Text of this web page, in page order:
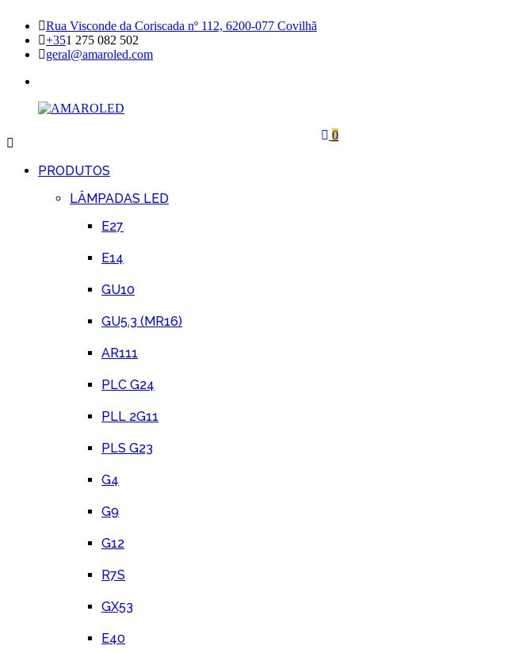
content
Rua Visconde da Coriscada nº 112, 6200-077 Covilhã
+351 275 082 502
geral@amaroled.com
AMAROLED
Iluminação
PRODUTOS
LÂMPADAS LED
E27
E14
GU10
GU5.3 (MR16)
AR111
PLC G24
PLL 2G11
PLS G23
G4
G9
G12
R7S
GX53
E40
0